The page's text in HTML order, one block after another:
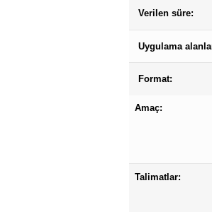
Verilen süre:
Uygulama
Format:
Amaç:
Talimatlar: